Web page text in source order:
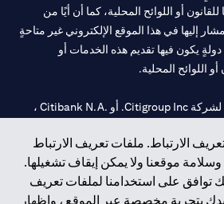
الارتباط. ملفات تعريف الارتباط
موقعنا ولا يمكن إيقاف تشغيلها.
توافق على استخدامنا لملفات تعريف
بتجربة مخصصة عبر الموقع ، وإظهار
للقانون أو اللوائح المحلية، كما أن أيًا من
إليها في هذا الموقع الإلكتروني غير متاحةٍ
يكون فيها تقديم هذه الخدمات أو
اللوائح المحلية.
سيتي بنك هي علامة خدمة لشركة Citigroup Inc. أو .Citibank N.A ،
مسجل لدى مصرف الإمارات المركزي تحت
أرقام التراخيص 202563 لفرع الوصل في دبي، 531989 لفرع مول